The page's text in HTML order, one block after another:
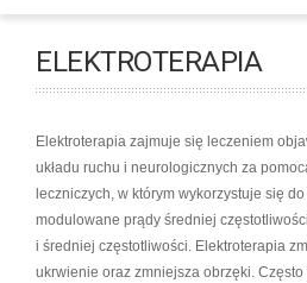
ELEKTROTERAPIA
Elektroterapia zajmuje się leczeniem
układu ruchu i neurologicznych za
leczniczych, w którym wykorzystuje się
modulowane prądy średniej
i średniej częstotliwości. Elektroterapia
ukrwienie oraz zmniejsza obrzęki.